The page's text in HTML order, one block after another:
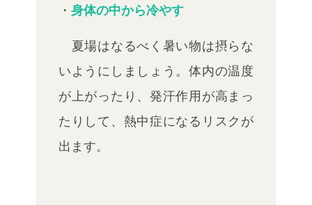
・ 身体の中から冷やす
夏場はなるべく暑い物は摂らな
いようにしましょう。体内の温度
が上がったり、発汗作用が高まっ
たりして、熱中症になる リスクが
出ます。